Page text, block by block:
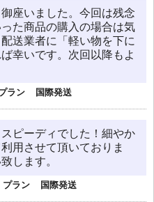
座いました。今回は残念
た商品の購入の場合は気
送業者に「軽い物を下に
幸いです。次回以降もよ
ラン 国際発送
ピーディでした！細やか
用させて頂いておりま
します。
プラン 国際発送